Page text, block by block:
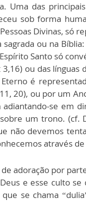
Uma das
sob forma
Divinas, só
ou na
Santo só
ou das
é
20), ou por um
se em
um trono. (cf.
não devemos
através
adoração por
e esse culto
se chama